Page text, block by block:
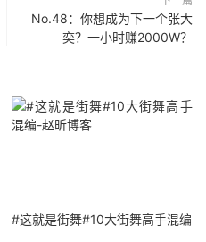
No.48：你想成为下一个张大
奕？一小时赚2000W？
#这就是街舞#10大街舞高手混编